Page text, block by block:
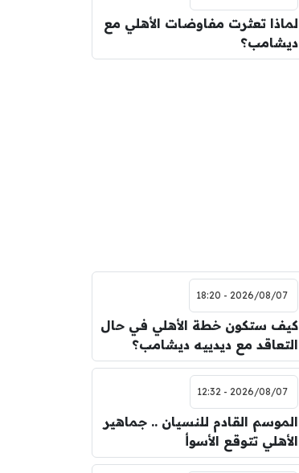
لماذا تعثرت مفاوضات الأهلي مع
ديشامب؟
2026/08/07 - 18:20
كيف ستكون خطة الأهلي في حال
التعاقد مع ديدييه ديشامب؟
2026/08/07 - 12:32
الموسم القادم للنسيان .. جماهير
الأهلي تتوقع الأسوأ